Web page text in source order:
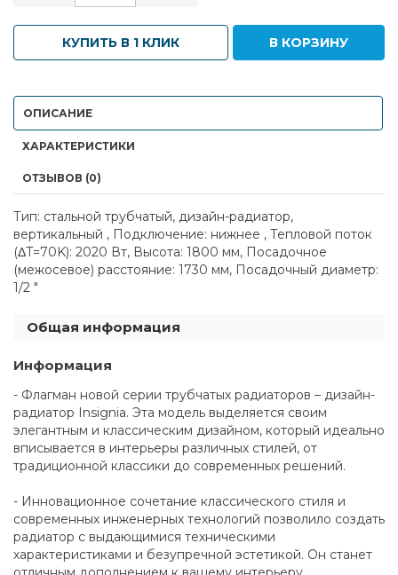
КУПИТЬ В 1 КЛИК В КОРЗИНУ
ОПИСАНИЕ
ХАРАКТЕРИСТИКИ
ОТЗЫВОВ (0)
Тип: стальной трубчатый, дизайн-радиатор,
вертикальный , Подключение: нижнее , Тепловой поток
(ΔT=70K): 2020 Вт, Высота: 1800 мм, Посадочное
(межосевое) расстояние: 1730 мм, Посадочный диаметр:
1/2 "
Общая информация
Информация
- Флагман новой серии трубчатых радиаторов – дизайн-
радиатор Insignia. Эта модель выделяется своим
элегантным и классическим дизайном, который идеально
вписывается в интерьеры различных стилей, от
традиционной классики до современных решений.
- Инновационное сочетание классического стиля и
современных инженерных технологий позволило создать
радиатор с выдающимися техническими
характеристиками и безупречной эстетикой. Он станет